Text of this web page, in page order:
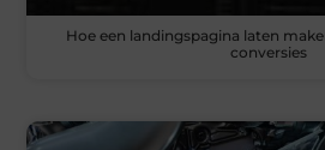
Hoe een landingspagina laten
conversies